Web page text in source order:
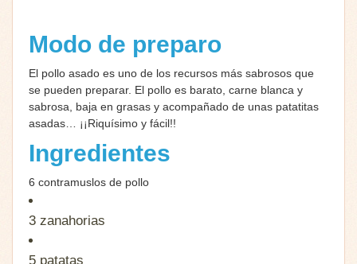
Modo de preparo
El pollo asado es uno de los recursos más sabrosos que
se pueden preparar. El pollo es barato, carne blanca y
sabrosa, baja en grasas y acompañado de unas patatitas
asadas… ¡¡Riquísimo y fácil!!
Ingredientes
6 contramuslos de pollo
3 zanahorias
5 patatas